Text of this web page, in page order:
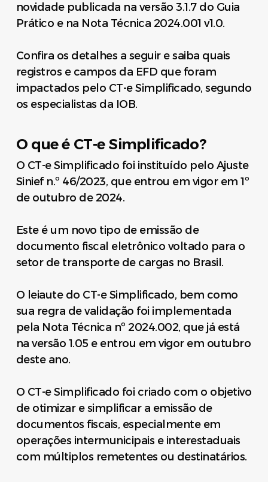
novidade publicada na versão 3.1.7 do Guia
Prático e na Nota Técnica 2024.001 v1.0.
Confira os detalhes a seguir e saiba quais
registros e campos da EFD que foram
impactados pelo CT-e Simplificado, segundo
os especialistas da IOB.
O que é CT-e Simplificado?
O CT-e Simplificado foi instituído pelo Ajuste
Sinief n.º 46/2023, que entrou em vigor em 1º
de outubro de 2024.
Este é um novo tipo de emissão de
documento fiscal eletrônico voltado para o
setor de transporte de cargas no Brasil.
O leiaute do CT-e Simplificado, bem como
sua regra de validação foi implementada
pela Nota Técnica nº 2024.002, que já está
na versão 1.05 e entrou em vigor em outubro
deste ano.
O CT-e Simplificado foi criado com o objetivo
de otimizar e simplificar a emissão de
documentos fiscais, especialmente em
operações intermunicipais e interestaduais
com múltiplos remetentes ou destinatários.